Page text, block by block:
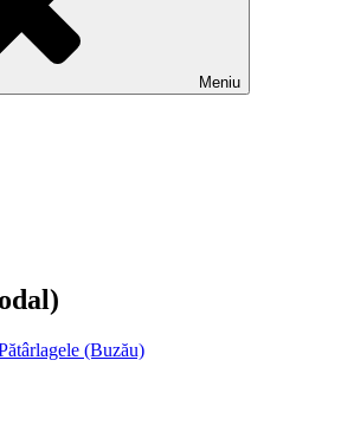
Meniu
(Buzău)